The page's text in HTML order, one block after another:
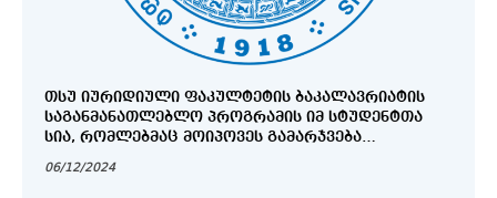
ᲗᲡᲣ ᲘᲣᲠᲘᲓᲘᲣᲚᲘ ᲤᲐᲙᲣᲚᲢᲔᲢᲘᲡ ᲑᲐᲙᲐᲚᲐᲕᲠᲘᲐᲢᲘᲡ
ᲡᲐᲒᲐᲜᲛᲐᲜᲐᲗᲚᲔᲑᲚᲝ ᲞᲠᲝᲒᲠᲐᲛᲘᲡ ᲘᲛ ᲡᲢᲣᲓᲔᲜᲢᲗᲐ
ᲡᲘᲐ, ᲠᲝᲛᲚᲔᲑᲛᲐᲪ ᲛᲝᲘᲞᲝᲕᲔᲡ ᲒᲐᲛᲐᲠᲯᲕᲔᲑᲐ
ᲡᲢᲣᲓᲔᲜᲢᲔᲑᲡ“.
06/12/2024